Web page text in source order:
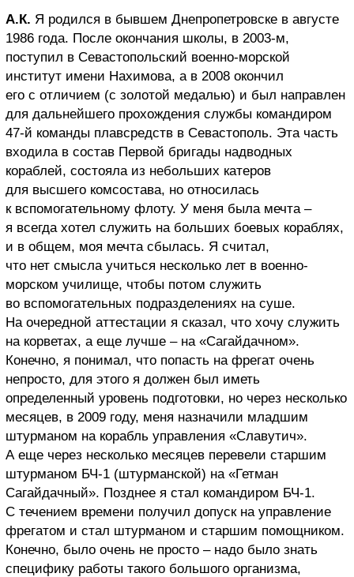
А.К. Я родился в бывшем Днепропетровске в августе
1986 года. После окончания школы, в 2003-м,
поступил в Севастопольский военно-морской
институт имени Нахимова, а в 2008 окончил
его с отличием (с золотой медалью) и был направлен
для дальнейшего прохождения службы командиром
47-й команды плавсредств в Севастополь. Эта часть
входила в состав Первой бригады надводных
кораблей, состояла из небольших катеров
для высшего комсостава, но относилась
к вспомогательному флоту. У меня была мечта –
я всегда хотел служить на больших боевых кораблях,
и в общем, моя мечта сбылась. Я считал,
что нет смысла учиться несколько лет в военно-
морском училище, чтобы потом служить
во вспомогательных подразделениях на суше.
На очередной аттестации я сказал, что хочу служить
на корветах, а еще лучше – на «Сагайдачном».
Конечно, я понимал, что попасть на фрегат очень
непросто, для этого я должен был иметь
определенный уровень подготовки, но через несколько
месяцев, в 2009 году, меня назначили младшим
штурманом на корабль управления «Славутич».
А еще через несколько месяцев перевели старшим
штурманом БЧ-1 (штурманской) на «Гетман
Сагайдачный». Позднее я стал командиром БЧ-1.
С течением времени получил допуск на управление
фрегатом и стал штурманом и старшим помощником.
Конечно, было очень не просто – надо было знать
специфику работы такого большого организма,